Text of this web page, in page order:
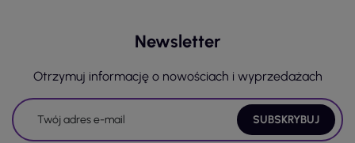
Newsletter
Otrzymuj informację o nowościach i wyprzedażach